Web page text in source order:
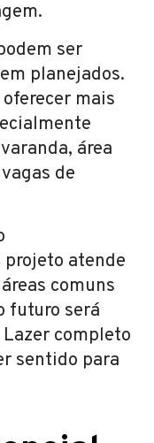
ser
planejados.
mais
área
de
projeto atende
comuns
futuro será
completo
sentido para